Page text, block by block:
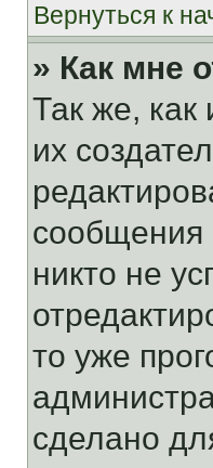
Вернуться к
» Как мне
Так же, как
их
сообщения
никто не
то уже
сделано